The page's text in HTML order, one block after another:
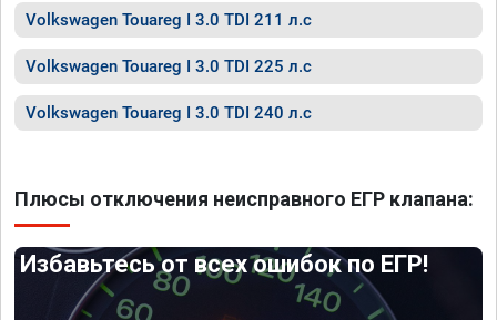
Volkswagen Touareg I 3.0 TDI 211 л.с
Volkswagen Touareg I 3.0 TDI 225 л.с
Volkswagen Touareg I 3.0 TDI 240 л.с
Плюсы отключения неисправного ЕГР клапана:
Избавьтесь от всех ошибок по ЕГР!